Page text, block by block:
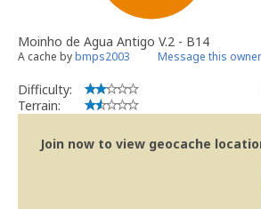
Moinho de Agua Antigo V.2 - B14
A cache bybmps2003 Message this owner
Difficulty:
Terrain:
Join now to view geocache